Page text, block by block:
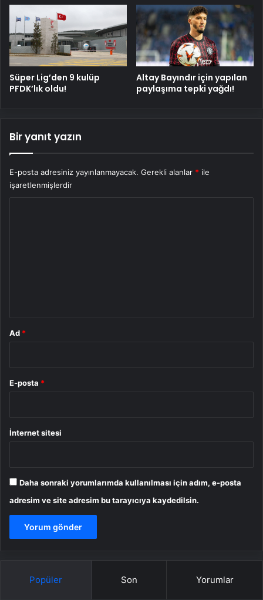
Süper Lig’den 9 kulüp
PFDK’lık oldu!
Altay Bayındır için yapılan
paylaşıma tepki yağdı!
Bir yanıt yazın
E-posta adresiniz yayınlanmayacak. Gerekli alanlar * ile
işaretlenmişlerdir
Ad *
E-posta *
İnternet sitesi
Daha sonraki yorumlarımda kullanılması için adım, e-posta
adresim ve site adresim bu tarayıcıya kaydedilsin.
Popüler Son Yorumlar